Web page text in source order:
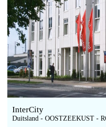
InterCity
Duitsland - OOSTZEEKUST -